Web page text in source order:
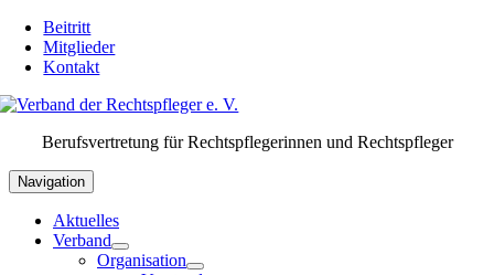
Skip
content
Beitritt
Mitglieder
Kontakt
Berufsvertretung für Rechtspflegerinnen und Rechtspfleger
Navigation
Aktuelles
Verband
Organisation